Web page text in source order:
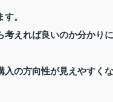
。
考えれば良いのか分かりに
入の方向性が見えやすくな